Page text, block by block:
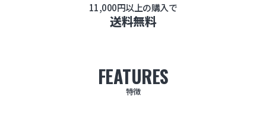
11,000円以上の購入で
送料無料
FEATURES
特徴